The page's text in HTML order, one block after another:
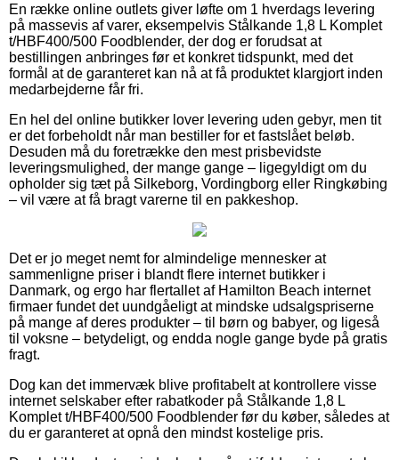
En række online outlets giver løfte om 1 hverdags levering
på massevis af varer, eksempelvis Stålkande 1,8 L Komplet
t/HBF400/500 Foodblender, der dog er forudsat at
bestillingen anbringes før et konkret tidspunkt, med det
formål at de garanteret kan nå at få produktet klargjort inden
medarbejderne får fri.
En hel del online butikker lover levering uden gebyr, men tit
er det forbeholdt når man bestiller for et fastslået beløb.
Desuden må du foretrække den mest prisbevidste
leveringsmulighed, der mange gange – ligegyldigt om du
opholder sig tæt på Silkeborg, Vordingborg eller Ringkøbing
– vil være at få bragt varerne til en pakkeshop.
Det er jo meget nemt for almindelige mennesker at
sammenligne priser i blandt flere internet butikker i
Danmark, og ergo har flertallet af Hamilton Beach internet
firmaer fundet det uundgåeligt at mindske udsalgspriserne
på mange af deres produkter – til børn og babyer, og ligeså
til voksne – betydeligt, og endda nogle gange byde på gratis
fragt.
Dog kan det immervæk blive profitabelt at kontrollere visse
internet selskaber efter rabatkoder på Stålkande 1,8 L
Komplet t/HBF400/500 Foodblender før du køber, således at
du er garanteret at opnå den mindst kostelige pris.